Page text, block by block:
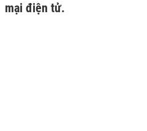
mại điện tử.